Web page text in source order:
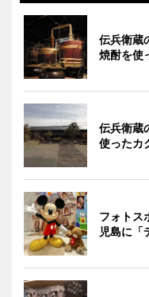
伝兵衛蔵
焼酎を使
伝兵衛蔵
使ったカ
フォトス
児島に「